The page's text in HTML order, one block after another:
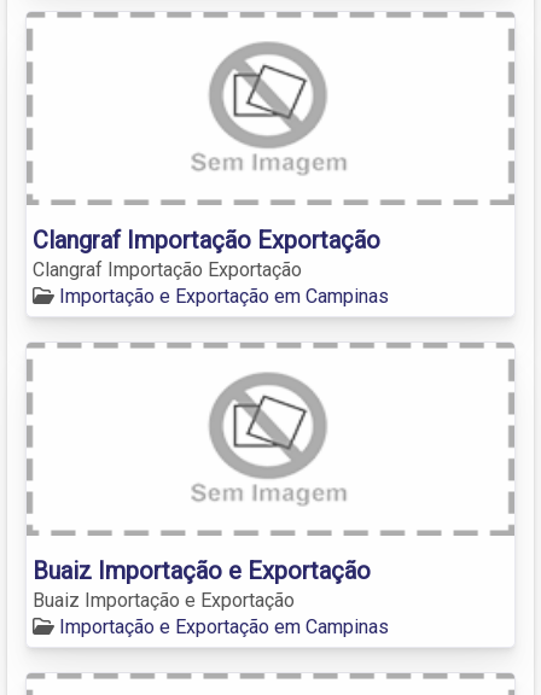
Clangraf Importação Exportação
Clangraf Importação Exportação
Importação e Exportação em Campinas
Buaiz Importação e Exportação
Buaiz Importação e Exportação
Importação e Exportação em Campinas